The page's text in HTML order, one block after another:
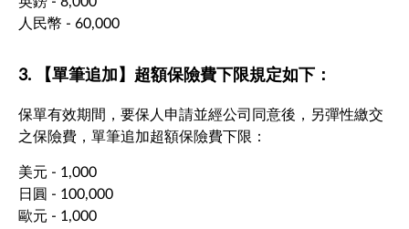
人民幣 - 60,000
3. 【單筆追加】超額保險費下限規定如下：
保單有效期間，要保人申請並經公司同意後，另彈性繳交
之保險費，單筆追加超額保險費下限：
美元 - 1,000
日圓 - 100,000
歐元 - 1,000